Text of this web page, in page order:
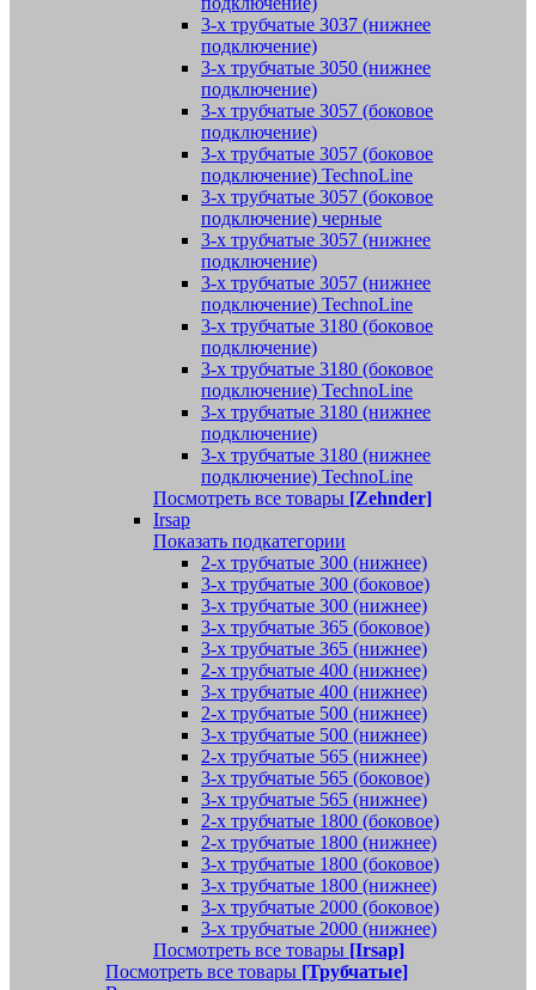
3-х трубчатые 3037 (нижнее
подключение)
3-х трубчатые 3050 (нижнее
подключение)
3-х трубчатые 3057 (боковое
подключение)
3-х трубчатые 3057 (боковое
подключение) TechnoLine
3-х трубчатые 3057 (боковое
подключение) черные
3-х трубчатые 3057 (нижнее
подключение)
3-х трубчатые 3057 (нижнее
подключение) TechnoLine
3-х трубчатые 3180 (боковое
подключение)
3-х трубчатые 3180 (боковое
подключение) TechnoLine
3-х трубчатые 3180 (нижнее
подключение)
3-х трубчатые 3180 (нижнее
подключение) TechnoLine
Посмотреть все товары [Zehnder]
Irsap
Показать подкатегории
2-х трубчатые 300 (нижнее)
3-х трубчатые 300 (боковое)
3-х трубчатые 300 (нижнее)
3-х трубчатые 365 (боковое)
3-х трубчатые 365 (нижнее)
2-х трубчатые 400 (нижнее)
3-х трубчатые 400 (нижнее)
2-х трубчатые 500 (нижнее)
3-х трубчатые 500 (нижнее)
2-х трубчатые 565 (нижнее)
3-х трубчатые 565 (боковое)
3-х трубчатые 565 (нижнее)
2-х трубчатые 1800 (боковое)
2-х трубчатые 1800 (нижнее)
3-х трубчатые 1800 (боковое)
3-х трубчатые 1800 (нижнее)
3-х трубчатые 2000 (боковое)
3-х трубчатые 2000 (нижнее)
Посмотреть все товары [Irsap]
Посмотреть все товары [Трубчатые]